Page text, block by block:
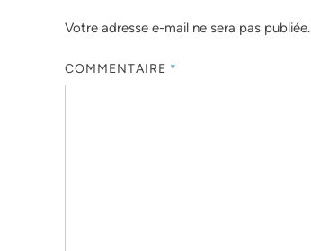
Votre adresse e-mail ne sera pas publiée.
COMMENTAIRE *